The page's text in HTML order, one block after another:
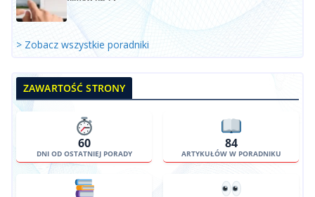
> Zobacz wszystkie poradniki
ZAWARTOŚĆ STRONY
60
DNI OD OSTATNIEJ PORADY
84
ARTYKUŁÓW W PORADNIKU